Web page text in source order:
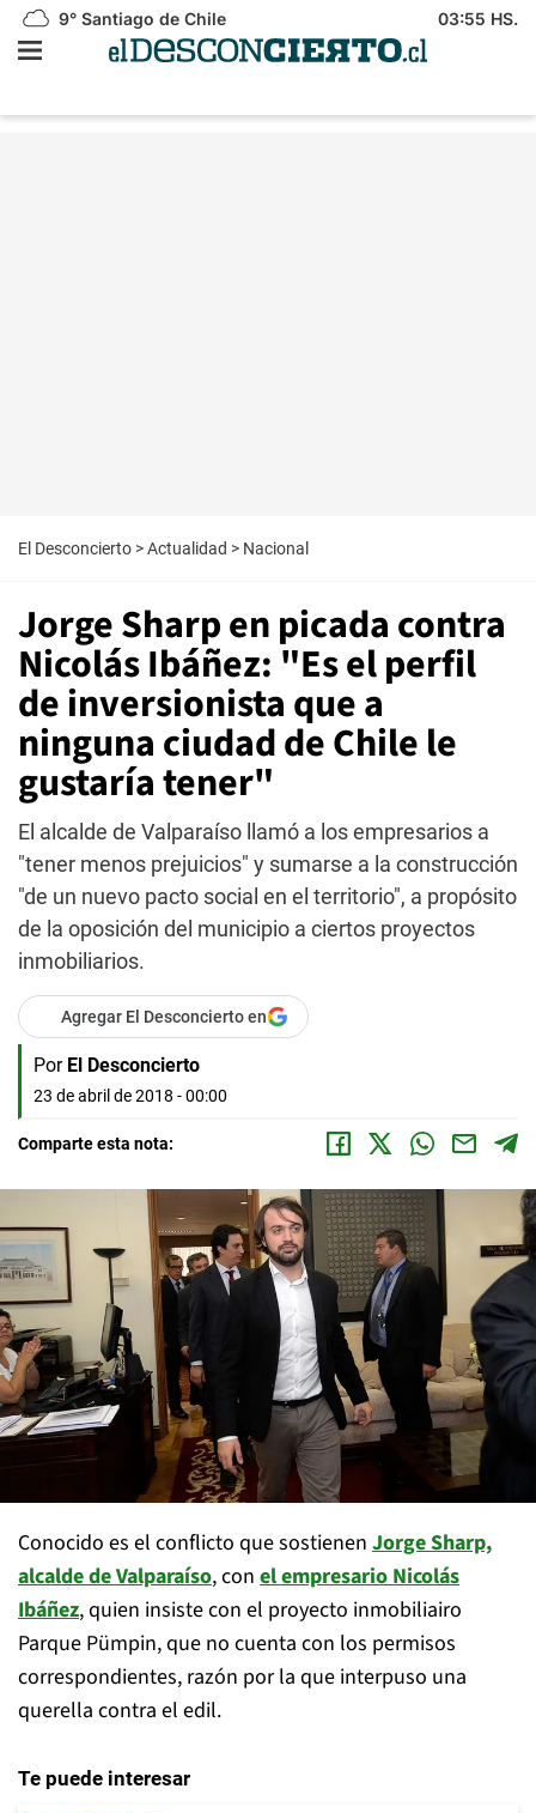
9° Santiago de Chile 03:55 HS.
El Desconcierto >Actualidad > Nacional
Jorge Sharp en picada contra
Nicolás Ibáñez: "Es el perfil
de inversionista que a
ninguna ciudad de Chile le
gustaría tener"
El alcalde de Valparaíso llamó a los empresarios a
"tener menos prejuicios" y sumarse a la construcción
"de un nuevo pacto social en el territorio", a propósito
de la oposición del municipio a ciertos proyectos
inmobiliarios.
Agregar El Desconcierto en
Por El Desconcierto
23 de abril de 2018 - 00:00
Comparte esta nota:
Conocido es el conflicto que sostienen Jorge Sharp,
alcalde de Valparaíso, con el empresario Nicolás
Ibáñez, quien insiste con el proyecto inmobiliairo
Parque Pümpin, que no cuenta con los permisos
correspondientes, razón por la que interpuso una
querella contra el edil.
Te puede interesar